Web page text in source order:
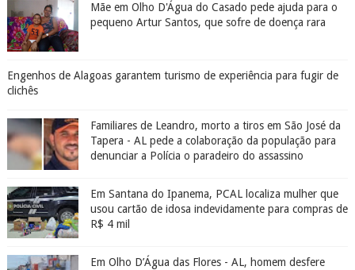
Mãe em Olho D'Água do Casado pede ajuda para o
pequeno Artur Santos, que sofre de doença rara
Engenhos de Alagoas garantem turismo de experiência para fugir de
clichês
Familiares de Leandro, morto a tiros em São José da
Tapera - AL pede a colaboração da população para
denunciar a Polícia o paradeiro do assassino
Em Santana do Ipanema, PCAL localiza mulher que
usou cartão de idosa indevidamente para compras de
R$ 4 mil
Em Olho D’Água das Flores - AL, homem desfere